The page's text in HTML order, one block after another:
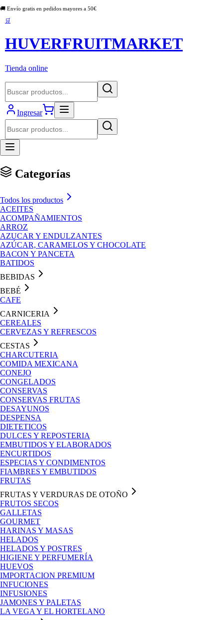
🚚 Envío gratis en pedidos mayores a 50€
🛒
HUVERFRUITMARKET
Tienda online
Ingresar
Categorías
Todos los productos
ACEITES
ACOMPAÑAMIENTOS
ARROZ
AZUCAR Y ENDULZANTES
AZÚCAR, CARAMELOS Y CHOCOLATE
BACON Y PANCETA
BATIDOS
BEBIDAS
BEBÉ
CAFE
CARNICERIA
CEREALES
CERVEZAS Y REFRESCOS
CESTAS
CHARCUTERIA
COMIDA MEXICANA
CONEJO
CONGELADOS
CONSERVAS
CONSERVAS FRUTAS
DESAYUNOS
DESPENSA
DIETETICOS
DULCES Y REPOSTERIA
EMBUTIDOS Y ELABORADOS
ENCURTIDOS
ESPECIAS Y CONDIMENTOS
FIAMBRES Y EMBUTIDOS
FRUTAS
FRUTAS Y VERDURAS DE OTOÑO
FRUTOS SECOS
GALLETAS
GOURMET
HARINAS Y MASAS
HELADOS
HELADOS Y POSTRES
HIGIENE Y PERFUMERÍA
HUEVOS
IMPORTACION PREMIUM
INFUCIONES
INFUSIONES
JAMONES Y PALETAS
LA VEGA Y EL HORTELANO